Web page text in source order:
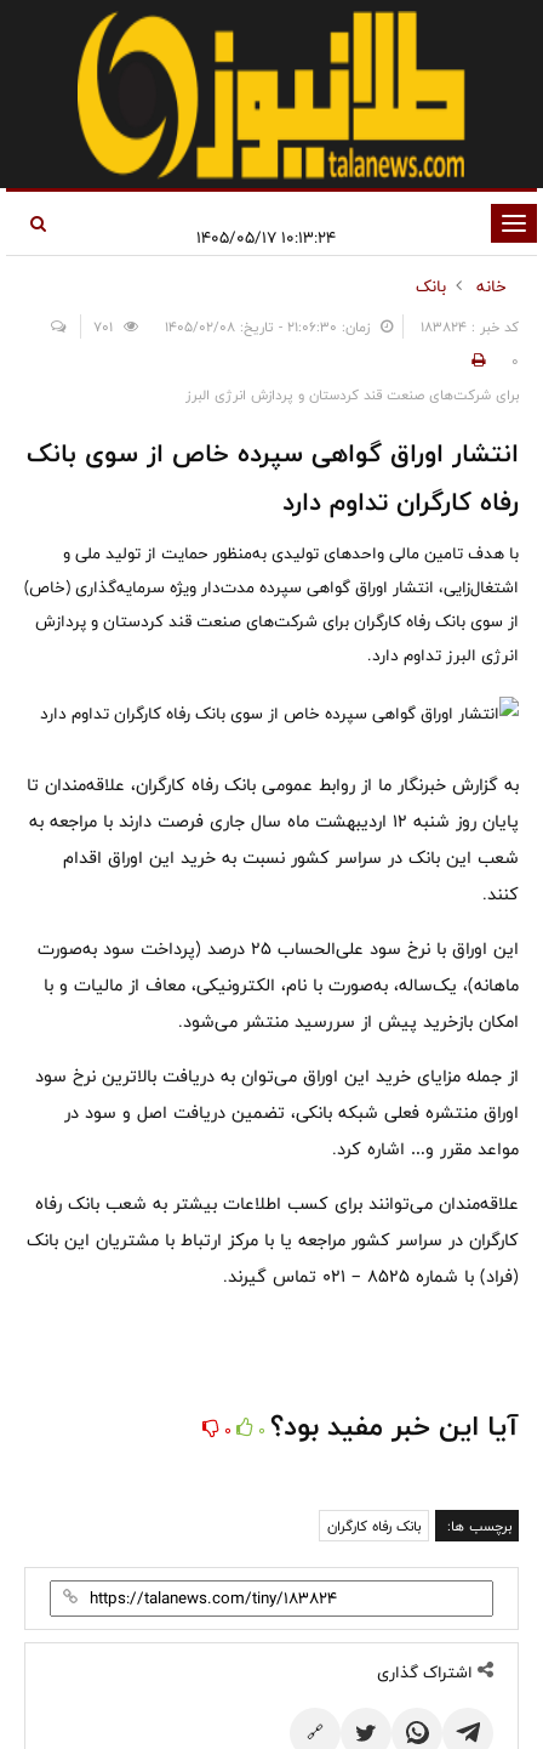
تغییر
وضعیت
ناوبری
خانه
بانک
کد خبر : 183824 زمان: ۲۱:۰۶:۳۰ - تاریخ: ۱۴۰۵/۰۲/۰۸
0
برای شرکت‌های صنعت قند کردستان و پردازش انرژی البرز
انتشار اوراق گواهی سپرده خاص از سوی بانک
رفاه کارگران تداوم دارد
با هدف تامین مالی واحدهای تولیدی به‌منظور حمایت از تولید ملی و
اشتغال‌زایی، انتشار اوراق گواهی سپرده مدت‌دار ویژه سرمایه‌گذاری (خاص)
از سوی بانک رفاه کارگران برای شرکت‌های صنعت قند کردستان و پردازش
انرژی البرز تداوم دارد.
به گزارش خبرنگار ما از روابط عمومی بانک رفاه کارگران، علاقه‌مندان تا
پایان روز شنبه ۱۲ اردیبهشت ماه سال جاری فرصت دارند با مراجعه به
شعب این بانک در سراسر کشور نسبت به خرید این اوراق اقدام
کنند.
این اوراق با نرخ سود علی‌الحساب ۲۵ درصد (پرداخت سود به‌صورت
ماهانه)، یک‌ساله، به‌صورت با نام، الکترونیکی، معاف از مالیات و با
امکان بازخرید پیش از سررسید منتشر می‌شود.
از جمله مزایای خرید این اوراق می‌توان به دریافت بالاترین نرخ سود
اوراق منتشره فعلی شبکه بانکی، تضمین دریافت اصل و سود در
مواعد مقرر و… اشاره کرد.
علاقه‌مندان می‌توانند برای کسب اطلاعات بیشتر به شعب بانک رفاه
کارگران در سراسر کشور مراجعه یا با مرکز ارتباط با مشتریان این بانک
(فراد) با شماره ۸۵۲۵ – ۰۲۱ تماس گیرند.
آیا این خبر مفید بود؟ 0
0
برچسب ها: بانک رفاه کارگران
اشتراک گذاری
🔗